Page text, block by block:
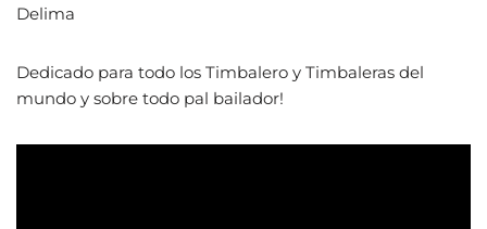
Delima
Dedicado para todo los Timbalero y Timbaleras del
mundo y sobre todo pal bailador!